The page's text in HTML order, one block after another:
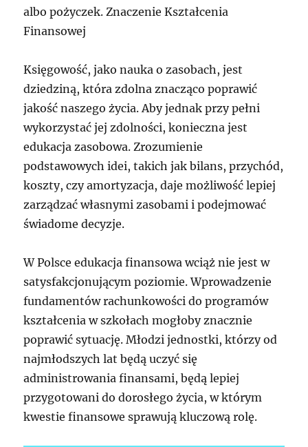
albo pożyczek. Znaczenie Kształcenia
Finansowej
Księgowość, jako nauka o zasobach, jest
dziedziną, która zdolna znacząco poprawić
jakość naszego życia. Aby jednak przy pełni
wykorzystać jej zdolności, konieczna jest
edukacja zasobowa. Zrozumienie
podstawowych idei, takich jak bilans, przychód,
koszty, czy amortyzacja, daje możliwość lepiej
zarządzać własnymi zasobami i podejmować
świadome decyzje.
W Polsce edukacja finansowa wciąż nie jest w
satysfakcjonującym poziomie. Wprowadzenie
fundamentów rachunkowości do programów
kształcenia w szkołach mogłoby znacznie
poprawić sytuację. Młodzi jednostki, którzy od
najmłodszych lat będą uczyć się
administrowania finansami, będą lepiej
przygotowani do dorosłego życia, w którym
kwestie finansowe sprawują kluczową rolę.